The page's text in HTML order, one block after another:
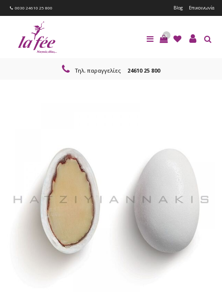
0030 24610 25 800 Blog Επικοινωνία
0
Τηλ. παραγγελίες 24610 25 800